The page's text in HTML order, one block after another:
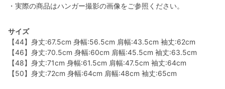
・実際の商品はハンガー撮影の画像をご参照ください。
サイズ
【44】身丈:67.5cm 身幅:56.5cm 肩幅:43.5cm 袖丈:62cm
【46】身丈:70.5cm 身幅:60cm 肩幅:45.5cm 袖丈:63.5cm
【48】身丈:71cm 身幅:61.5cm 肩幅:47.5cm 袖丈:64cm
【50】身丈:72cm 身幅:64cm 肩幅:48cm 袖丈:65cm